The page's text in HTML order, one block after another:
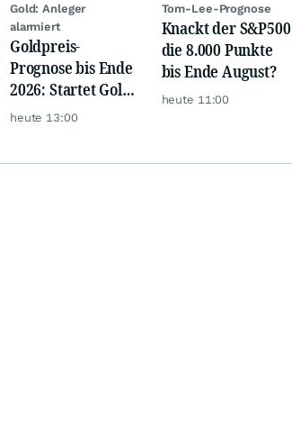
Gold: Anleger
alarmiert
Goldpreis-
Prognose bis Ende
2026: Startet Gold
jetzt eine neue
heute 13:00
Tom-Lee-Prognose
Knackt der S&P500
die 8.000 Punkte
bis Ende August?
heute 11:00